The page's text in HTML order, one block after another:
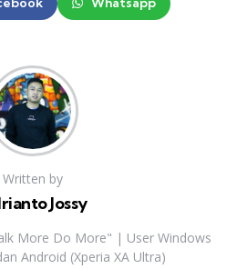
Written by
Jossy
More Do More" | User Windows
Android (Xperia XA Ultra)